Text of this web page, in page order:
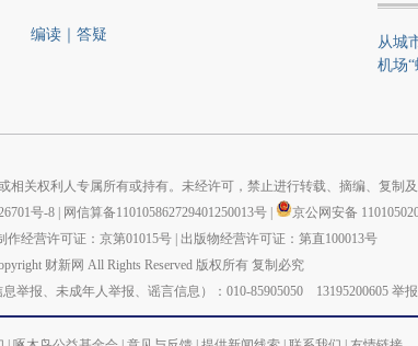
编读｜答疑
从城
机场
相关权利人专属所有或持有。未经许可，禁止进行转载、摘编、复制及
号-8 网信算备110105862729401250013号
京公网安备
作经营许可证：京第01015号 出版物经营许可证：第直100013号
财新网 All Rights Reserved 版权所有 复制必究
举报、未成年人举报、谣言信息）：010-85905050 13195200605 举报